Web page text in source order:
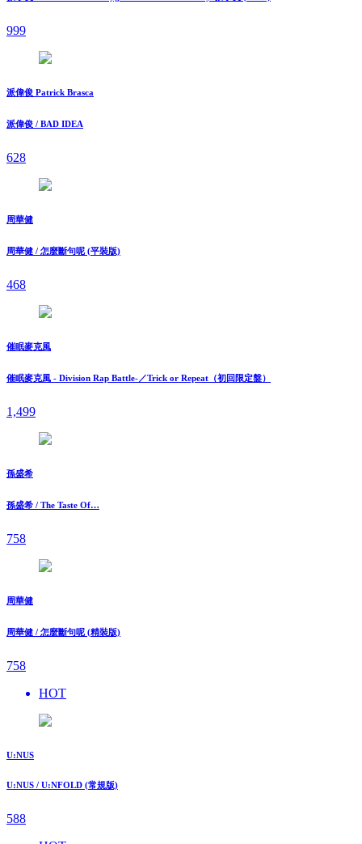
999
派偉俊 Patrick Brasca
派偉俊 / BAD IDEA
628
周華健
周華健 / 怎麼斷句呢 (平裝版)
468
催眠麥克風
催眠麥克風 - Division Rap Battle-／Trick or Repeat（初回限定盤）
1,499
孫盛希
孫盛希 / The Taste Of…
758
周華健
周華健 / 怎麼斷句呢 (精裝版)
758
HOT
U:NUS
U:NUS / U:NFOLD (常規版)
588